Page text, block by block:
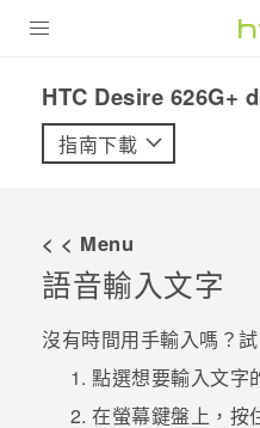
VIVE
配件
優惠專區
HTC Desire 626G+
指南下載
< < Menu
語音輸入文字
沒有時間用手輸入嗎？
點選想要輸入文字
在螢幕鍵盤上，按